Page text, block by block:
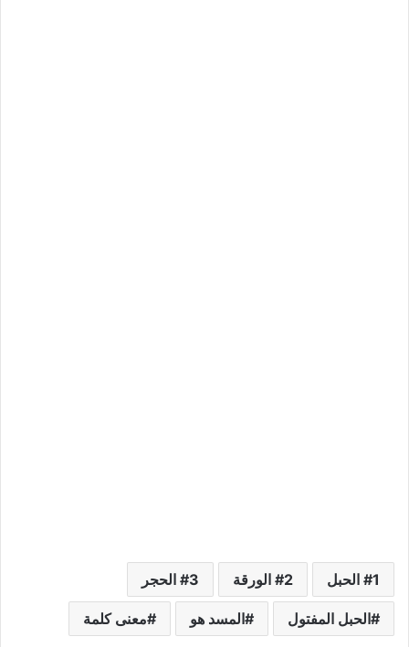
1 الحبل 2 الورقة 3 الحجر
الحبل المفتول المسد هو معنى كلمة